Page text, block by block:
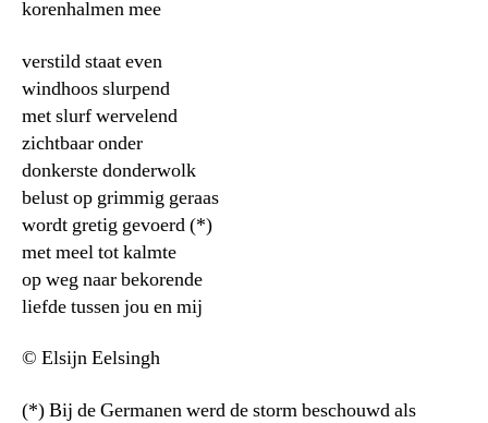
korenhalmen mee
verstild staat even
windhoos slurpend
met slurf wervelend
zichtbaar onder
donkerste donderwolk
belust op grimmig geraas
wordt gretig gevoerd (*)
met meel tot kalmte
op weg naar bekorende
liefde tussen jou en mij
© Elsijn Eelsingh
(*) Bij de Germanen werd de storm beschouwd als